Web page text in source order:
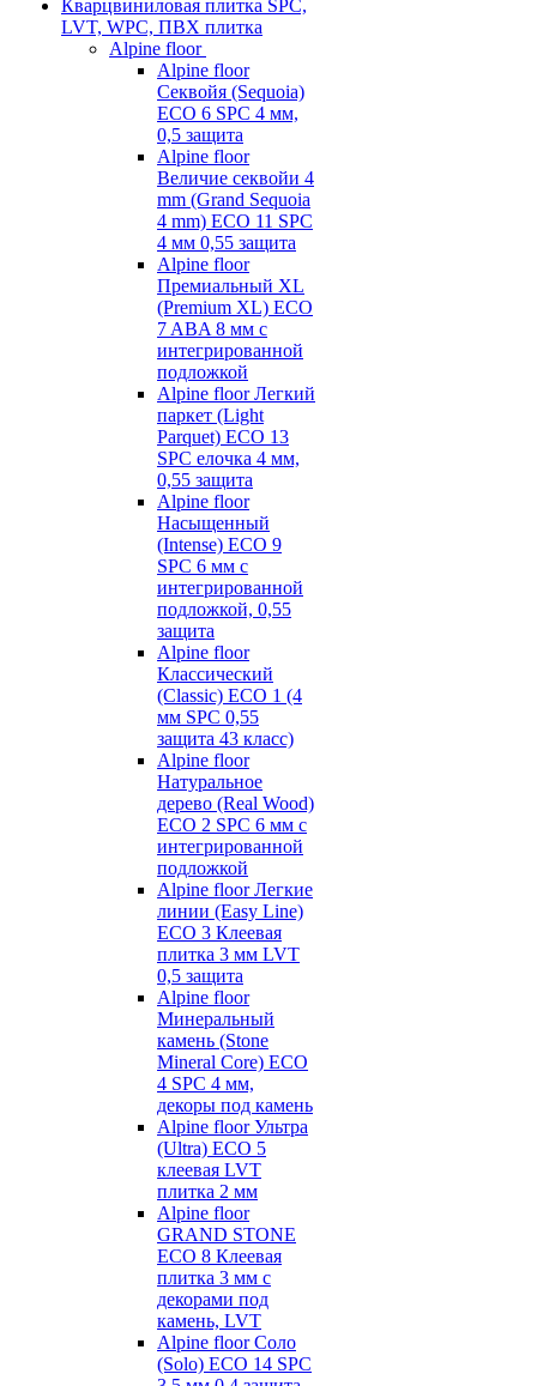
Кварцвиниловая плитка SPC,
LVT, WPC, ПВХ плитка
Alpine floor
Alpine floor
Секвойя (Sequoia)
ECO 6 SPC 4 мм,
0,5 защита
Alpine floor
Величие секвойи 4
mm (Grand Sequoia
4 mm) ECO 11 SPC
4 мм 0,55 защита
Alpine floor
Премиальный XL
(Premium XL) ECO
7 ABA 8 мм с
интегрированной
подложкой
Alpine floor Легкий
паркет (Light
Parquet) ECO 13
SPC елочка 4 мм,
0,55 защита
Alpine floor
Насыщенный
(Intense) ECO 9
SPC 6 мм с
интегрированной
подложкой, 0,55
защита
Alpine floor
Классический
(Classic) ECO 1 (4
мм SPC 0,55
защита 43 класс)
Alpine floor
Натуральное
дерево (Real Wood)
ECO 2 SPC 6 мм с
интегрированной
подложкой
Alpine floor Легкие
линии (Easy Line)
ECO 3 Клеевая
плитка 3 мм LVT
0,5 защита
Alpine floor
Минеральный
камень (Stone
Mineral Core) ECO
4 SPC 4 мм,
декоры под камень
Alpine floor Ультра
(Ultra) ECO 5
клеевая LVT
плитка 2 мм
Alpine floor
GRAND STONE
ECO 8 Клеевая
плитка 3 мм с
декорами под
камень, LVT
Alpine floor Соло
(Solo) ECO 14 SPC